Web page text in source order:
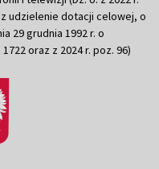
udzielenie dotacji celowej, o
29 grudnia 1992 r. o
oraz z 2024 r. poz. 96)